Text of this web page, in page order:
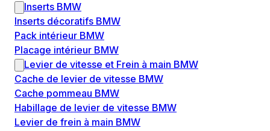
Inserts BMW
Inserts décoratifs BMW
Pack intérieur BMW
Placage intérieur BMW
Levier de vitesse et Frein à main BMW
Cache de levier de vitesse BMW
Cache pommeau BMW
Habillage de levier de vitesse BMW
Levier de frein à main BMW